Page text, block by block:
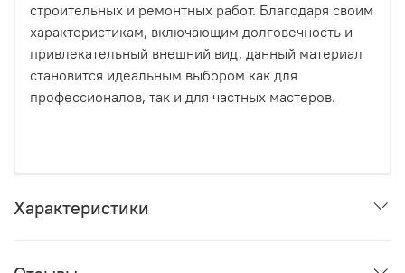
Процесс максимально прост:
Вы выбираете доски из нашей линейки
термодревесины HARDRET.
Монтируете. Первая доска фиксируется стартовым
строительных и ремонтных работ. Благодаря своим
характеристикам, включающим долговечность и
привлекательный внешний вид, данный материал
становится идеальным выбором как для
профессионалов, так и для частных мастеров.
Характеристики